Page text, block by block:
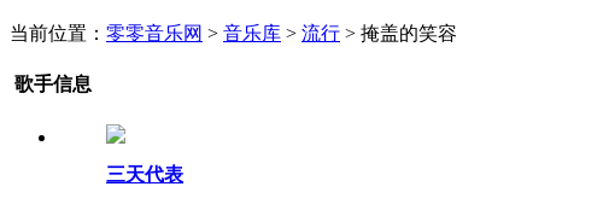
当前位置： 零零音乐网 > 音乐库 > 流行 > 掩盖的笑容
歌手信息
三天代表